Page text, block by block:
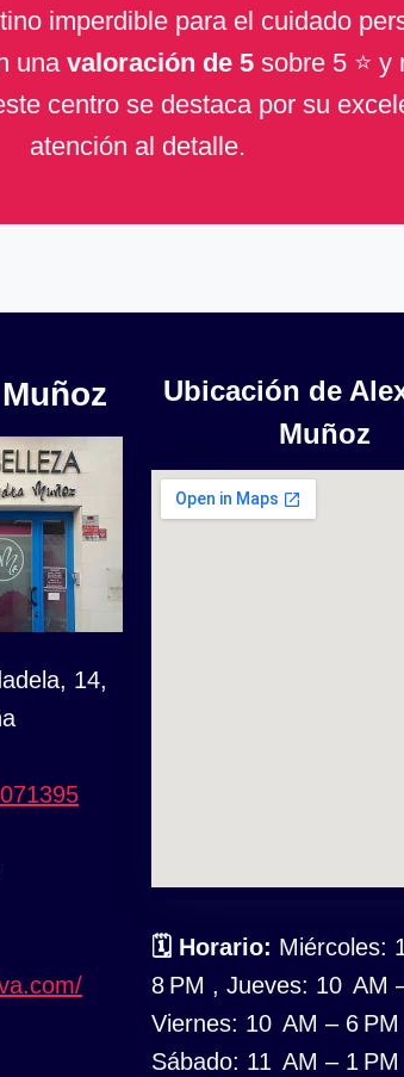
imperdible para el cuidado
unavaloración de 5sobre 5 ⭐ y
centro se destaca por su
atención al detalle.
14,
Ubicación de
Muñoz
🗓 Horario: Miércoles:
8 PM , Jueves: 10 AM
Viernes: 10 AM – 6 PM
Sábado: 11 AM – 1 PM